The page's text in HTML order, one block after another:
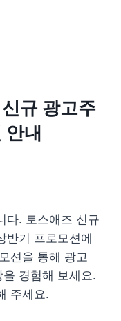
규 광고주
내
다. 토스애즈 신규
반기 프로모션에
션을 통해 광고
경험해 보세요.
주세요.